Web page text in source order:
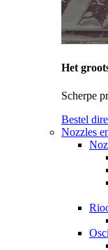
Het
Scherpe
Bestel
Nozzles